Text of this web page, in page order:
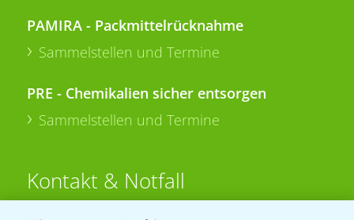
PAMIRA - Packmittelrücknahme
Sammelstellen und Termine
PRE - Chemikalien sicher entsorgen
Sammelstellen und Termine
Kontakt & Notfall